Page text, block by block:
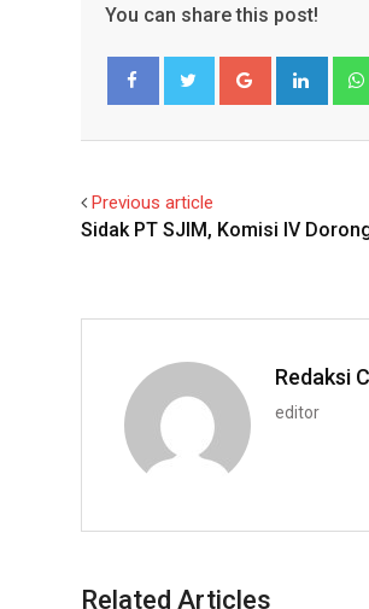
You can share this post!
Google+
Previous article
Sidak PT SJIM, Komisi IV
Redaksi
editor
Related Articles